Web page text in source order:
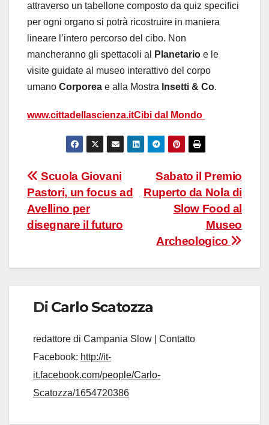
attraverso un tabellone composto da quiz specifici
per ogni organo si potrà ricostruire in maniera
lineare l’intero percorso del cibo. Non
mancheranno gli spettacoli al
Planetario e le
visite guidate al museo interattivo del corpo
umano Corporea e alla Mostra Insetti & Co.
www.cittadellascienza.itCibi dal Mondo
Navigazione
articoli
Sabato il Premio
Ruperto da Nola di
Slow Food al
Museo
Archeologico
Scuola Giovani
Pastori, un focus ad
Avellino per
disegnare il futuro
Di Carlo Scatozza
redattore di Campania Slow | Contatto
Facebook: http://it-
it.facebook.com/people/Carlo-
Scatozza/1654720386